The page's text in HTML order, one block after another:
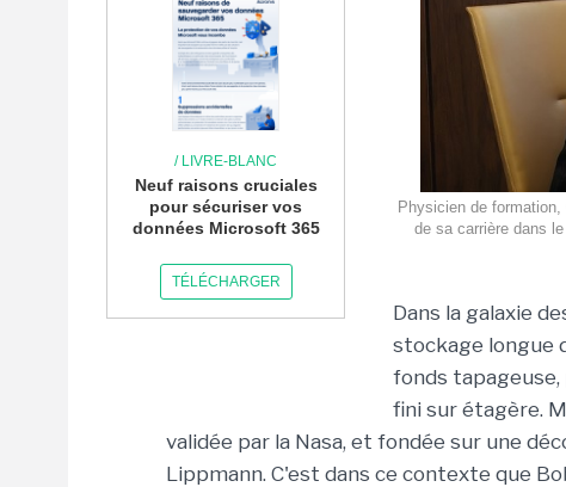
/ LIVRE-BLANC
Neuf raisons cruciales
pour sécuriser vos
données Microsoft 365
TÉLÉCHARGER
Physicien de
de sa carrière dans
Dans la galaxie
stockage longue
fonds
fini sur étagère.
validée par la Nasa, et fondée sur une
Lippmann. C'est dans ce contexte que